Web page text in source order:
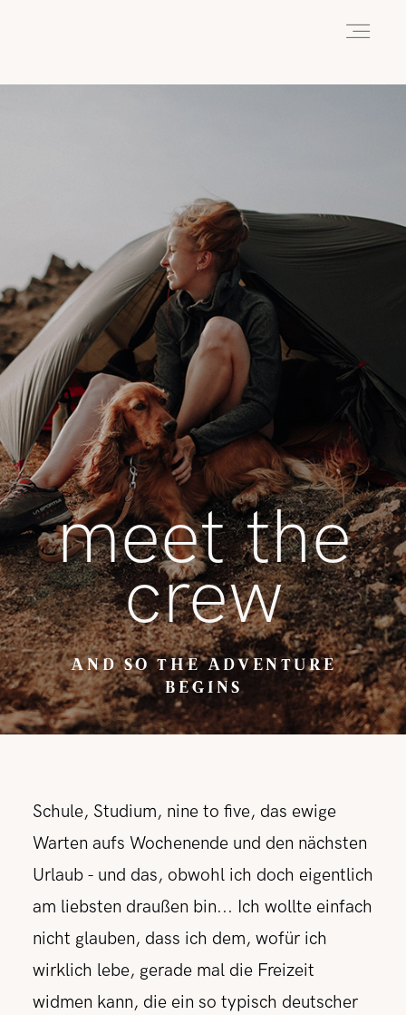
meet the
crew
AND SO THE ADVENTURE
BEGINS
Schule, Studium, nine to five, das ewige
Warten aufs Wochenende und den nächsten
Urlaub - und das, obwohl ich doch eigentlich
am liebsten draußen bin... Ich wollte einfach
nicht glauben, dass ich dem, wofür ich
wirklich lebe, gerade mal die Freizeit
widmen kann, die ein so typisch deutscher
REISEN
WANDERN
WILDLIFE
REISETIPPS
SHOP
KONTAKT